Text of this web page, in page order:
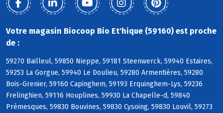
Votre magasin Biocoop Bio Et'hique (59160) est proche
de :
59270 Bailleul, 59850 Nieppe, 59181 Steenwerck, 59940 Estaires,
59253 La Gorgue, 59940 Le Doulieu, 59280 Armentières, 59280
Bois-Grenier, 59160 Capinghem, 59193 Erquinghem-Lys, 59236
Frelinghien, 59116 Houplines, 59930 La Chapelle-d, 59840
Prémesques, 59830 Bouvines, 59830 Cysoing, 59830 Louvil, 59273